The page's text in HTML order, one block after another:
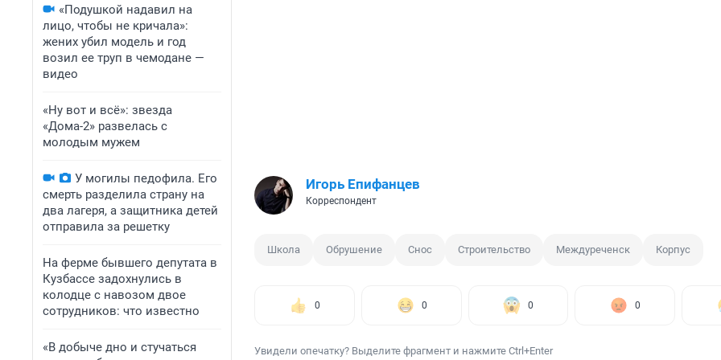
«Подушкой надавил на
лицо, чтобы не кричала»:
жених убил модель и год
возил ее труп в чемодане —
видео
«Ну вот и всё»: звезда
«Дома-2» развелась с
молодым мужем
У могилы педофила. Его
смерть разделила страну на
два лагеря, а защитника детей
отправила за решетку
На ферме бывшего депутата в
Кузбассе задохнулись в
колодце с навозом двое
сотрудников: что известно
«В добыче дно и стучаться
Игорь Епифанцев
Корреспондент
Школа Обрушение Снос Строительство Междуреченск Корпус
0 0 0 0
Увидели опечатку? Выделите фрагмент и нажмите Ctrl+Enter